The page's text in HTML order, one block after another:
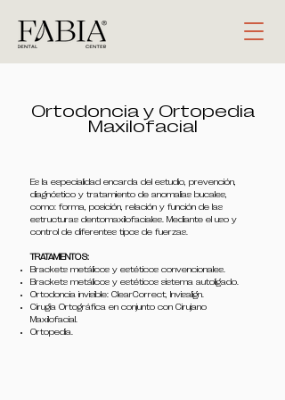
Ortodoncia y Ortopedia
Maxilofacial
Es la especialidad encarda del estudio, prevención,
diagnóstico y tratamiento de anomalías bucales,
como: forma, posición, relación y función de las
estructuras dentomaxilofaciales. Mediante el uso y
control de diferentes tipos de fuerzas.
TRATAMIENTOS:
Brackets metálicos y estéticos convencionales.
Brackets metálicos y estéticos sistema autoligado.
Ortodoncia invisible: ClearCorrect, Invisalign.
Cirugía Ortográfica en conjunto con Cirujano
Maxilofacial.
Ortopedia.